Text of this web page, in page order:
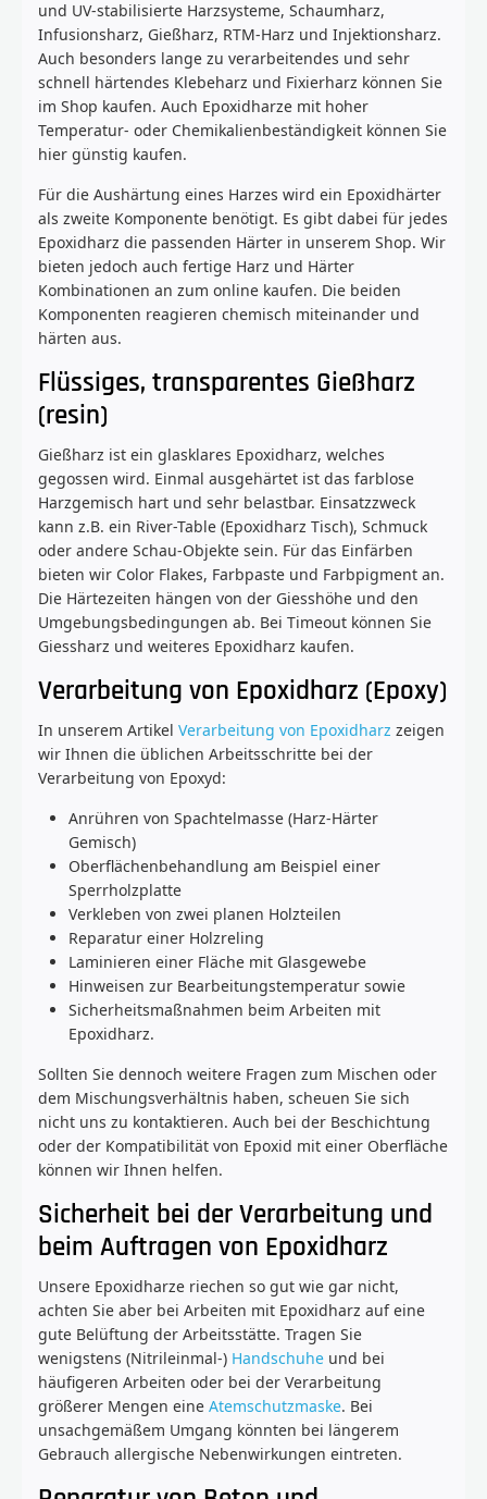
und UV-stabilisierte Harzsysteme, Schaumharz,
Infusionsharz, Gießharz, RTM-Harz und Injektionsharz.
Auch besonders lange zu verarbeitendes und sehr
schnell härtendes Klebeharz und Fixierharz können Sie
im Shop kaufen. Auch Epoxidharze mit hoher
Temperatur- oder Chemikalienbeständigkeit können Sie
hier günstig kaufen.
Für die Aushärtung eines Harzes wird ein Epoxidhärter
als zweite Komponente benötigt. Es gibt dabei für jedes
Epoxidharz die passenden Härter in unserem Shop. Wir
bieten jedoch auch fertige Harz und Härter
Kombinationen an zum online kaufen. Die beiden
Komponenten reagieren chemisch miteinander und
härten aus.
Flüssiges, transparentes Gießharz
(resin)
Gießharz ist ein glasklares Epoxidharz, welches
gegossen wird. Einmal ausgehärtet ist das farblose
Harzgemisch hart und sehr belastbar. Einsatzzweck
kann z.B. ein River-Table (Epoxidharz Tisch), Schmuck
oder andere Schau-Objekte sein. Für das Einfärben
bieten wir Color Flakes, Farbpaste und Farbpigment an.
Die Härtezeiten hängen von der Giesshöhe und den
Umgebungsbedingungen ab. Bei Timeout können Sie
Giessharz und weiteres Epoxidharz kaufen.
Verarbeitung von Epoxidharz (Epoxy)
In unserem Artikel Verarbeitung von Epoxidharz zeigen
wir Ihnen die üblichen Arbeitsschritte bei der
Verarbeitung von Epoxyd:
Anrühren von Spachtelmasse (Harz-Härter
Gemisch)
Oberflächenbehandlung am Beispiel einer
Sperrholzplatte
Verkleben von zwei planen Holzteilen
Reparatur einer Holzreling
Laminieren einer Fläche mit Glasgewebe
Hinweisen zur Bearbeitungstemperatur sowie
Sicherheitsmaßnahmen beim Arbeiten mit
Epoxidharz.
Sollten Sie dennoch weitere Fragen zum Mischen oder
dem Mischungsverhältnis haben, scheuen Sie sich
nicht uns zu kontaktieren. Auch bei der Beschichtung
oder der Kompatibilität von Epoxid mit einer Oberfläche
können wir Ihnen helfen.
Sicherheit bei der Verarbeitung und
beim Auftragen von Epoxidharz
Unsere Epoxidharze riechen so gut wie gar nicht,
achten Sie aber bei Arbeiten mit Epoxidharz auf eine
gute Belüftung der Arbeitsstätte. Tragen Sie
wenigstens (Nitrileinmal-) Handschuhe und bei
häufigeren Arbeiten oder bei der Verarbeitung
größerer Mengen eine Atemschutzmaske. Bei
unsachgemäßem Umgang könnten bei längerem
Gebrauch allergische Nebenwirkungen eintreten.